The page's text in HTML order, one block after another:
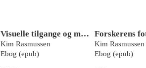
Visuelle tilgange og metoder i tværfaglige pædagogiske studier
Kim Rasmussen
Ebog (epub)
Kim Rasmussen
Ebog (epub)